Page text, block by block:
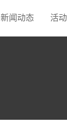
新闻动态 活动